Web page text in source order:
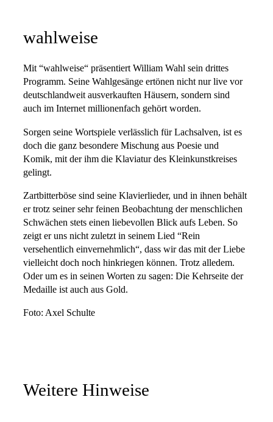
wahlweise
Mit “wahlweise“ präsentiert William Wahl sein drittes
Programm. Seine Wahlgesänge ertönen nicht nur live vor
deutschlandweit ausverkauften Häusern, sondern sind
auch im Internet millionenfach gehört worden.
Sorgen seine Wortspiele verlässlich für Lachsalven, ist es
doch die ganz besondere Mischung aus Poesie und
Komik, mit der ihm die Klaviatur des Kleinkunstkreises
gelingt.
Zartbitterböse sind seine Klavierlieder, und in ihnen behält
er trotz seiner sehr feinen Beobachtung der menschlichen
Schwächen stets einen liebevollen Blick aufs Leben. So
zeigt er uns nicht zuletzt in seinem Lied “Rein
versehentlich einvernehmlich“, dass wir das mit der Liebe
vielleicht doch noch hinkriegen können. Trotz alledem.
Oder um es in seinen Worten zu sagen: Die Kehrseite der
Medaille ist auch aus Gold.
Foto: Axel Schulte
Weitere Hinweise